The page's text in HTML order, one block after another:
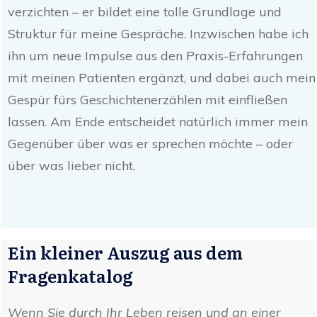
verzichten – er bildet eine tolle Grundlage und
Struktur für meine Gespräche. Inzwischen habe ich
ihn um neue Impulse aus den Praxis-Erfahrungen
mit meinen Patienten ergänzt, und dabei auch mein
Gespür fürs Geschichtenerzählen mit einfließen
lassen. Am Ende entscheidet natürlich immer mein
Gegenüber über was er sprechen möchte – oder
über was lieber nicht.
Ein kleiner Auszug aus dem
Fragenkatalog
Wenn Sie durch Ihr Leben reisen und an einer